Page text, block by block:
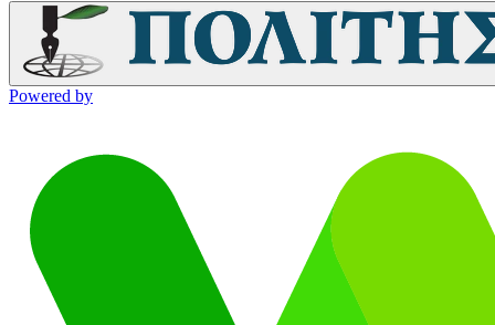
Powered by